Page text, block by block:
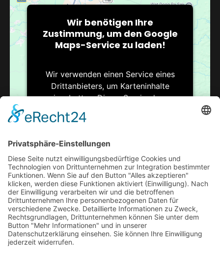
VERANSTALTUNGSORT
Pokergamblers
Steinsetzerstr.11
Bremen,Niedersachsen28279Google Karte
anzeigen
Wir benötigen Ihre
Zustimmung, um den Google
Maps-Service zu laden!
Wir verwenden einen Service eines
Drittanbieters, um Karteninhalte
einzubetten. Dieser Service kann
Daten zu Ihren Aktivitäten sammeln.
Bitte lesen Sie die Details durch und
zu, um diese Karte anzuzeigen.
Mehr Informationen
Akzeptieren
powered byUsercentrics Consent
Management Platform&eRecht24